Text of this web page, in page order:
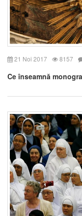
21 Noi 2017 8157
Ce înseamnă